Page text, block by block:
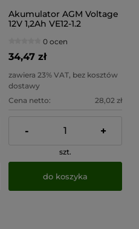
Akumulator AGM Voltage
12V 1,2Ah VE12-1.2
0 ocen
34,47 zł
zawiera 23% VAT, bez kosztów
dostawy
Cena netto:
28,02 zł
- +
szt.
do koszyka